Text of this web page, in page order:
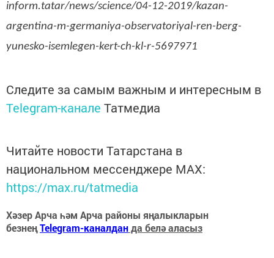
inform.tatar/news/science/04-12-2019/kazan-
argentina-m-germaniya-observatoriyal-ren-berg-
yunesko-isemlegen-kert-ch-kl-r-5697971
Следите за самым важным и интересным в
Telegram-канале Татмедиа
Читайте новости Татарстана в
национальном мессенджере MАХ:
https://max.ru/tatmedia
Хәзер Арча һәм Арча районы яңалыкларын
безнеңTelegram-каналданда белә аласыз